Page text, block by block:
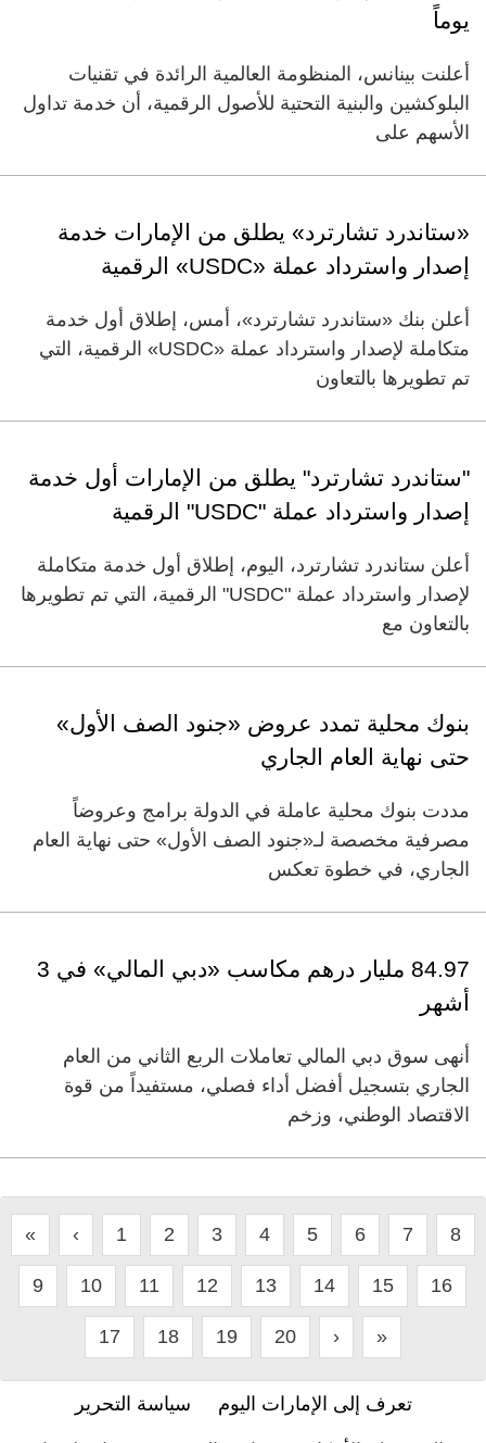
يوماً
أعلنت بينانس، المنظومة العالمية الرائدة في تقنيات
البلوكشين والبنية التحتية للأصول الرقمية، أن خدمة تداول
الأسهم على
«ستاندرد تشارترد» يطلق من الإمارات خدمة
إصدار واسترداد عملة «USDC» الرقمية
أعلن بنك «ستاندرد تشارترد»، أمس، إطلاق أول خدمة
متكاملة لإصدار واسترداد عملة «USDC» الرقمية، التي
تم تطويرها بالتعاون
"ستاندرد تشارترد" يطلق من الإمارات أول خدمة
إصدار واسترداد عملة "USDC" الرقمية
أعلن ستاندرد تشارترد، اليوم، إطلاق أول خدمة متكاملة
لإصدار واسترداد عملة "USDC" الرقمية، التي تم تطويرها
بالتعاون مع
بنوك محلية تمدد عروض «جنود الصف الأول»
حتى نهاية العام الجاري
مددت بنوك محلية عاملة في الدولة برامج وعروضاً
مصرفية مخصصة لـ«جنود الصف الأول» حتى نهاية العام
الجاري، في خطوة تعكس
84.97 مليار درهم مكاسب «دبي المالي» في 3
أشهر
أنهى سوق دبي المالي تعاملات الربع الثاني من العام
الجاري بتسجيل أفضل أداء فصلي، مستفيداً من قوة
الاقتصاد الوطني، وزخم
« ‹ 1 2 3 4 5 6 7 8
9 10 11 12 13 14 15 16
17 18 19 20 › »
تعرف إلى الإمارات اليوم سياسة التحرير